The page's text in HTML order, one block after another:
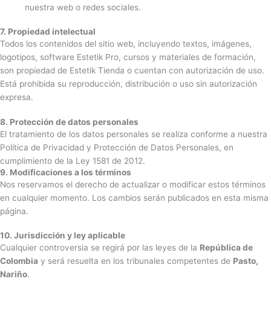
nuestra web o redes sociales.
7. Propiedad intelectual
Todos los contenidos del sitio web, incluyendo textos, imágenes,
logotipos, software Estetik Pro, cursos y materiales de formación,
son propiedad de Estetik Tienda o cuentan con autorización de uso.
Está prohibida su reproducción, distribución o uso sin autorización
expresa.
8. Protección de datos personales
El tratamiento de los datos personales se realiza conforme a nuestra
Política de Privacidad y Protección de Datos Personales, en
cumplimiento de la Ley 1581 de 2012.
9. Modificaciones a los términos
Nos reservamos el derecho de actualizar o modificar estos términos
en cualquier momento. Los cambios serán publicados en esta misma
página.
10. Jurisdicción y ley aplicable
Cualquier controversia se regirá por las leyes de la República de
Colombia y será resuelta en los tribunales competentes de Pasto,
Nariño.